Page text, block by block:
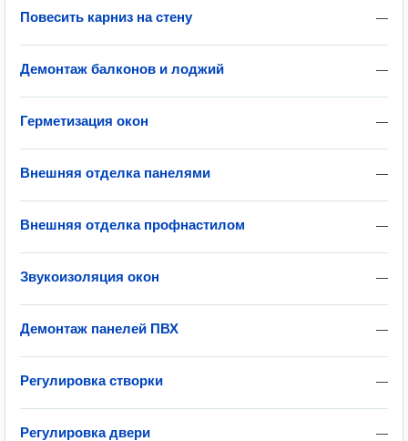
—
Повесить карниз на стену
—
Демонтаж балконов и лоджий
—
Герметизация окон
—
Внешняя отделка панелями
—
Внешняя отделка профнастилом
—
Звукоизоляция окон
—
Демонтаж панелей ПВХ
—
Регулировка створки
—
Регулировка двери